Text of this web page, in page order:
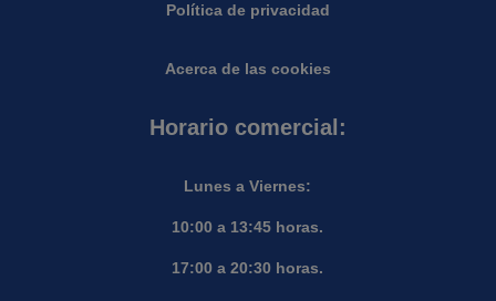
Política de privacidad
Acerca de las cookies
Horario comercial:
Lunes a Viernes:
10:00 a 13:45 horas.
17:00 a 20:30 horas.